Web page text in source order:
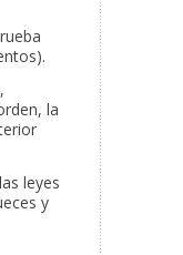
la
leyes
y